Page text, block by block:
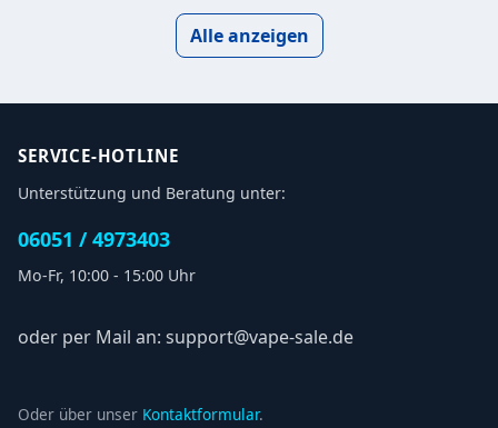
Alle anzeigen
SERVICE-HOTLINE
Unterstützung und Beratung unter:
06051 / 4973403
Mo-Fr, 10:00 - 15:00 Uhr
oder per Mail an: support@vape-sale.de
Oder über unser Kontaktformular.